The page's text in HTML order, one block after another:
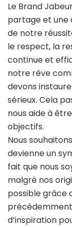
Le Brand
partage et une
de notre
le respect, la
continue et
notre rêve
devons
sérieux. Cela
nous aide à
objectifs.
Nous
devienne un
fait que nous
malgré nos
possible grâce
d’inspiration